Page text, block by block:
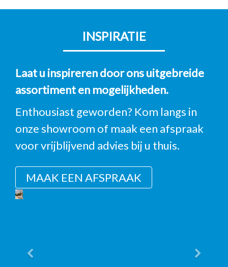
INSPIRATIE
Laat u inspireren door ons uitgebreide
assortiment en mogelijkheden.
Enthousiast geworden? Kom langs in
onze showroom of maak een afspraak
voor vrijblijvend advies bij u thuis.
MAAK EEN AFSPRAAK